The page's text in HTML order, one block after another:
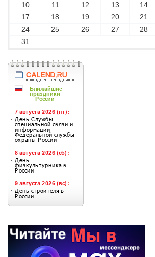
10
11 12 13 14
17
18 19 20 21
24
25 26 27 28
31